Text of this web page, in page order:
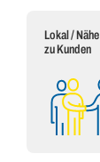
Lokal / Nähe
zu Kunden